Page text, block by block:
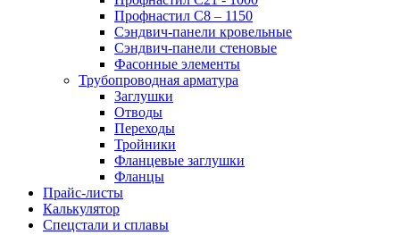
Профнастил С8 – 1150
Сэндвич-панели кровельные
Сэндвич-панели стеновые
Фасонные элементы
Трубопроводная арматура
Заглушки
Отводы
Переходы
Тройники
Фланцевые заглушки
Фланцы
Прайс-листы
Калькулятор
Спецстали и сплавы